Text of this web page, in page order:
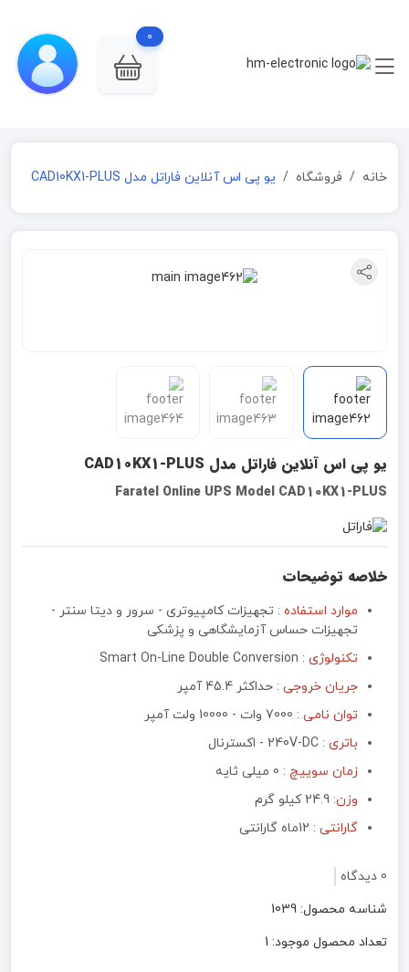
0
خانه فروشگاه یو پی اس آنلاین فاراتل مدل CAD10KX1-PLUS
یو پی اس آنلاین فاراتل مدل CAD10KX1-PLUS
Faratel Online UPS Model CAD10KX1-PLUS
خلاصه توضیحات
موارد استفاده : تجهیزات کامپیوتری - سرور و دیتا سنتر -
تجهیزات حساس آزمایشگاهی و پزشکی
تکنولوژی :‌ Smart On-Line Double Conversion
جریان خروجی :‌ حداکثر 45.4 آمپر
توان نامی :
باتری :
زمان سوییچ :
وزن:
گارانتی : 12ماه گارانتی
0 دیدگاه
شناسه محصول: 1039
تعداد محصول موجود: 1